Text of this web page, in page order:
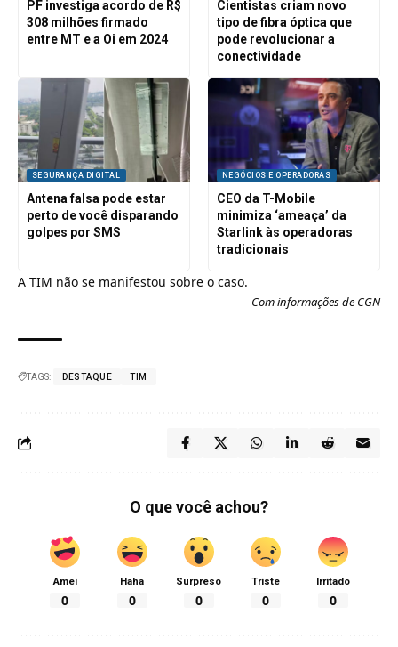
PF investiga acordo de R$
308 milhões firmado
entre MT e a Oi em 2024
Cientistas criam novo
tipo de fibra óptica que
pode revolucionar a
conectividade
SEGURANÇA DIGITAL
Antena falsa pode estar
perto de você disparando
golpes por SMS
NEGÓCIOS E OPERADORAS
CEO da T-Mobile
minimiza ‘ameaça’ da
Starlink às operadoras
tradicionais
A TIM não se manifestou sobre o caso.
Com informações de CGN
TAGS: DESTAQUE TIM
O que você achou?
Amei
0
Haha
0
Surpreso
0
Triste
0
Irritado
0